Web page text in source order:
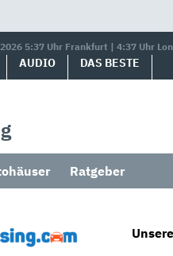
5:37 Uhr Frankfurt | 4:37 Uhr
AUDIO DAS BESTE
Ratgeber